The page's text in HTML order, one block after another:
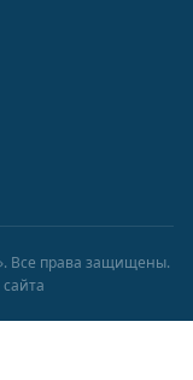
Все права защищены.